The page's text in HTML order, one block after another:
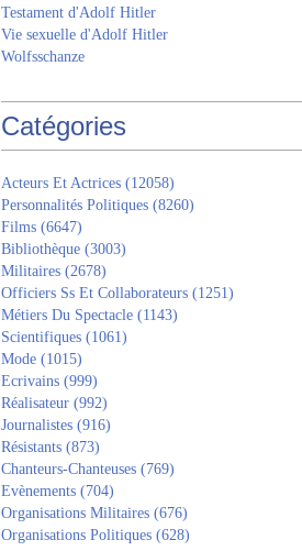
Testament d'Adolf Hitler
Vie sexuelle d'Adolf Hitler
Wolfsschanze
Catégories
Acteurs Et Actrices (12058)
Personnalités Politiques (8260)
Films (6647)
Bibliothèque (3003)
Militaires (2678)
Officiers Ss Et Collaborateurs (1251)
Métiers Du Spectacle (1143)
Scientifiques (1061)
Mode (1015)
Ecrivains (999)
Réalisateur (992)
Journalistes (916)
Résistants (873)
Chanteurs-Chanteuses (769)
Evènements (704)
Organisations Militaires (676)
Organisations Politiques (628)